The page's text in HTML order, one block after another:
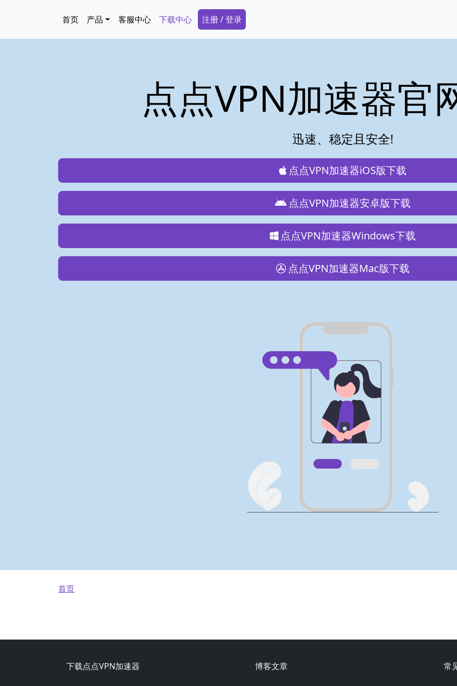
Main navigation
首页 产品 客服中心 下载中心 Secondary Menu
注册 / 登录
点点VPN加速器官
迅速、稳定且安全!
点点VPN加速器iOS版下载
点点VPN加速器安卓版下载
点点VPN加速器Windows下载
点点VPN加速器Mac版下载
面包屑
首页
Footer
下载点点VPN加速器 博客文章 常